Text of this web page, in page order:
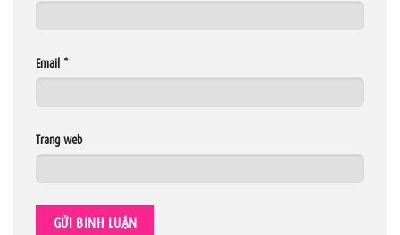
Email *
Trang web